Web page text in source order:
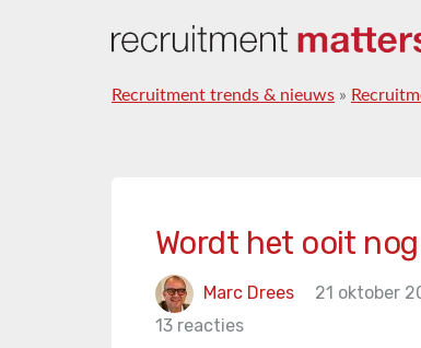
Recruitment trends & nieuws »
Wordt het ooit
Marc Drees 21 oktober
13 reacties